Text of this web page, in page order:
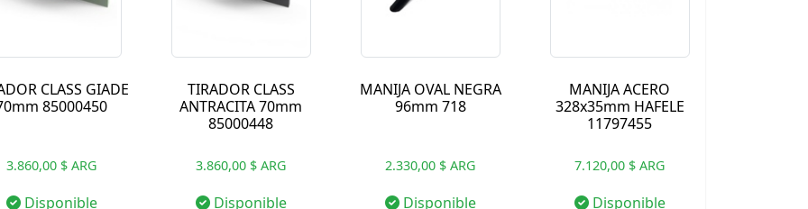
CLASS GIADE
85000450
3.860,00 $ ARG
Disponible
TIRADOR CLASS
ANTRACITA 70mm
85000448
3.860,00 $ ARG
Disponible
MANIJA OVAL NEGRA
96mm 718
2.330,00 $ ARG
Disponible
MANIJA ACERO
328x35mm HAFELE
11797455
7.120,00 $ ARG
Disponible